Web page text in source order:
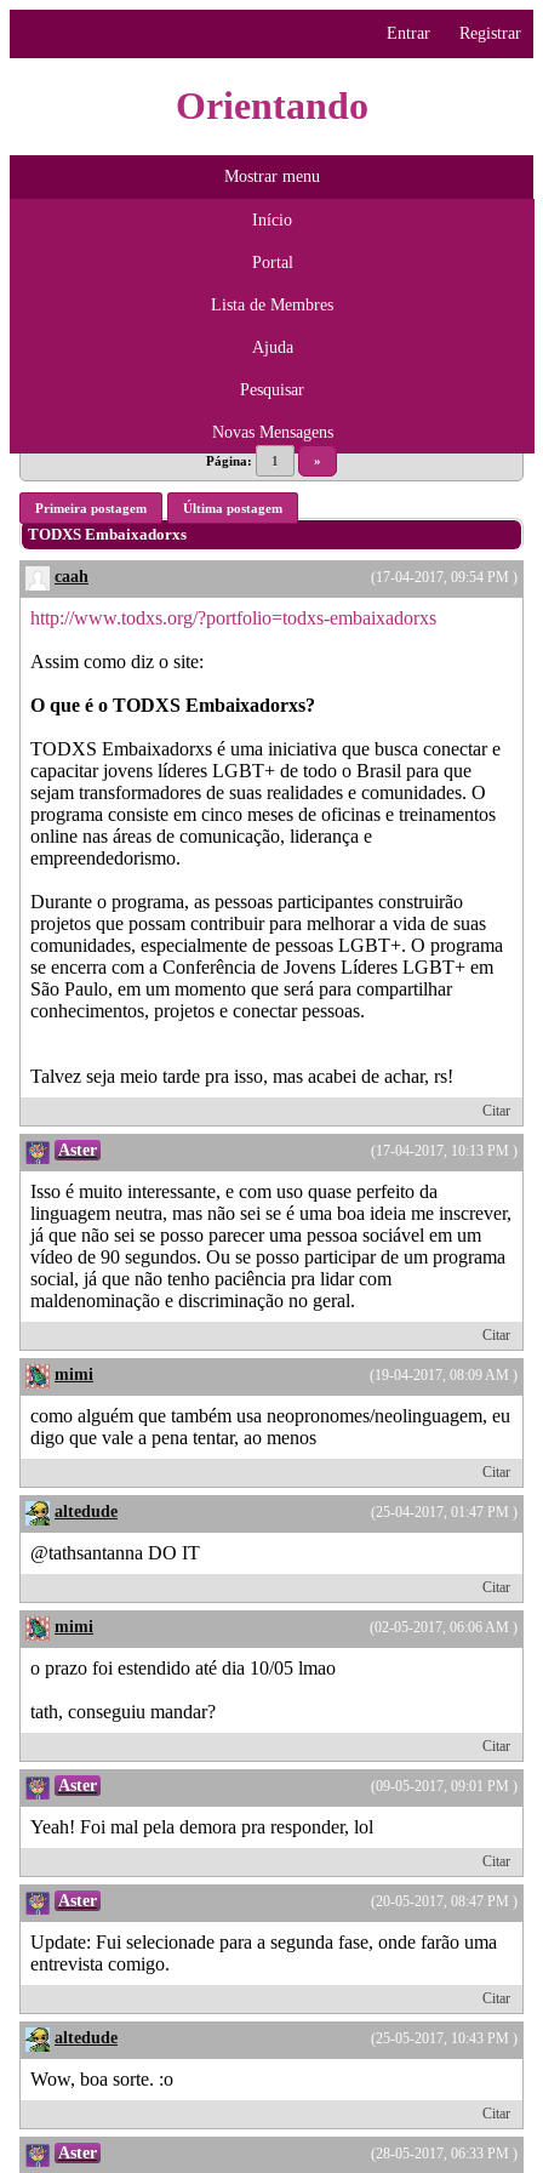
Entrar Registrar
Orientando
Mostrar menu
Início
Portal
Lista de Membres
Ajuda
Pesquisar
Novas Mensagens
Página: 1 »
Primeira postagem Última postagem
TODXS Embaixadorxs
(17-04-2017, 09:54 PM )
caah
http://www.todxs.org/?portfolio=todxs-embaixadorxs
Assim como diz o site:
O que é o TODXS Embaixadorxs?
TODXS Embaixadorxs é uma iniciativa que busca conectar e
capacitar jovens líderes LGBT+ de todo o Brasil para que
sejam transformadores de suas realidades e comunidades. O
programa consiste em cinco meses de oficinas e treinamentos
online nas áreas de comunicação, liderança e
empreendedorismo.
Durante o programa, as pessoas participantes construirão
projetos que possam contribuir para melhorar a vida de suas
comunidades, especialmente de pessoas LGBT+. O programa
se encerra com a Conferência de Jovens Líderes LGBT+ em
São Paulo, em um momento que será para compartilhar
conhecimentos, projetos e conectar pessoas.
Talvez seja meio tarde pra isso, mas acabei de achar, rs!
Citar
(17-04-2017, 10:13 PM )
Aster
Isso é muito interessante, e com uso quase perfeito da
linguagem neutra, mas não sei se é uma boa ideia me inscrever,
já que não sei se posso parecer uma pessoa sociável em um
vídeo de 90 segundos. Ou se posso participar de um programa
social, já que não tenho paciência pra lidar com
maldenominação e discriminação no geral.
Citar
(19-04-2017, 08:09 AM )
mimi
como alguém que também usa neopronomes/neolinguagem, eu
digo que vale a pena tentar, ao menos
Citar
(25-04-2017, 01:47 PM )
altedude
@tathsantanna DO IT
Citar
(02-05-2017, 06:06 AM )
mimi
o prazo foi estendido até dia 10/05 lmao
tath, conseguiu mandar?
Citar
(09-05-2017, 09:01 PM )
Aster
Yeah! Foi mal pela demora pra responder, lol
Citar
(20-05-2017, 08:47 PM )
Aster
Update: Fui selecionade para a segunda fase, onde farão uma
entrevista comigo.
Citar
(25-05-2017, 10:43 PM )
altedude
Wow, boa sorte. :o
Citar
(28-05-2017, 06:33 PM )
Aster